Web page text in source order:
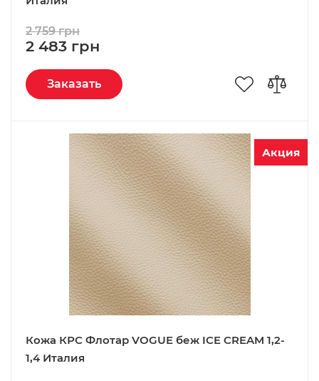
2 483 грн
2 759 грн
Заказать
Акция
Кожа КРС Флотар VOGUE беж ICE CREAM 1,2-
1,4 Италия